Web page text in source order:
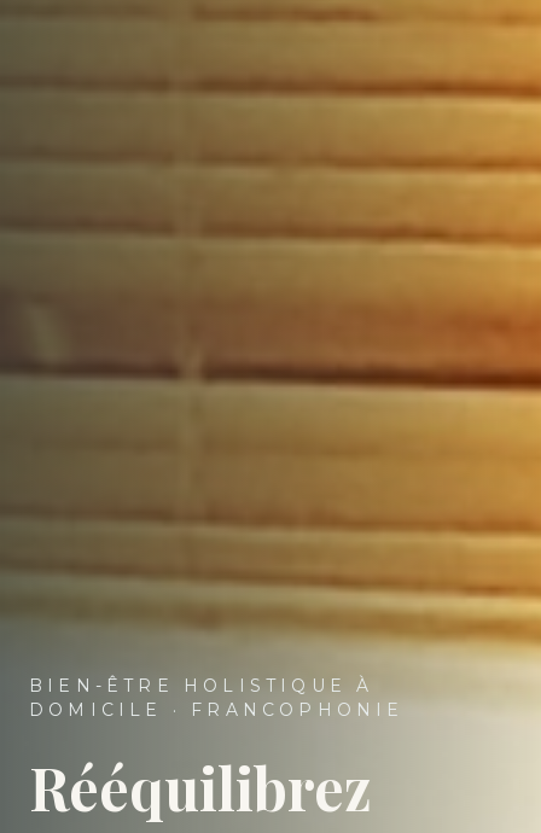
BIEN-ÊTRE HOLISTIQUE À
DOMICILE · FRANCOPHONIE
Rééquilibrez